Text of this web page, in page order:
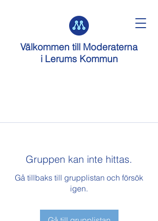
Välkommen till Moderaterna
i Lerums Kommun
Gruppen kan inte hittas.
Gå tillbaks till grupplistan och försök
igen.